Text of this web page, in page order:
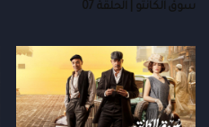
سوق الكانتو | الحلقة 07